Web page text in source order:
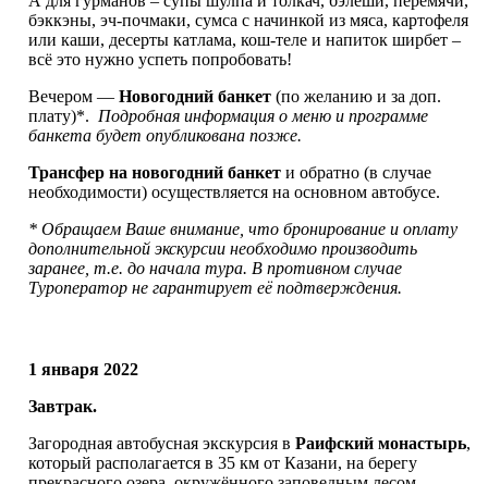
бэккэны, эч-почмаки, сумса с начинкой из мяса, картофеля
или каши, десерты катлама, кош-теле и напиток ширбет –
всё это нужно успеть попробовать!
Вечером — Новогодний банкет (по желанию и за доп.
плату)*. Подробная информация о меню и программе
банкета будет опубликована позже.
Трансфер на новогодний банкет и обратно (в случае
необходимости) осуществляется на основном автобусе.
* Обращаем Ваше внимание, что бронирование и оплату
дополнительной экскурсии необходимо производить
заранее, т.е. до начала тура. В противном случае
Туроператор не гарантирует её подтверждения.
1 января 2022
Завтрак.
Загородная автобусная экскурсия в Раифский монастырь,
который располагается в 35 км от Казани, на берегу